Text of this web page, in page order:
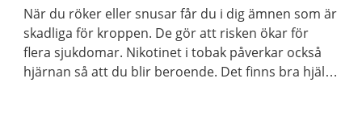
När du röker eller snusar får du i dig ämnen som är
skadliga för kroppen. De gör att risken ökar för
flera sjukdomar. Nikotinet i tobak påverkar också
hjärnan så att du blir beroende. Det finns bra hjälp